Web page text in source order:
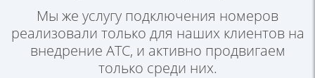
Мы же услугу подключения номеров
реализовали только для наших клиентов на
внедрение АТС, и активно продвигаем
только среди них.